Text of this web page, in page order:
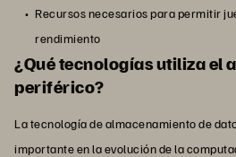
Recursos necesarios para permitir
rendimiento
¿Qué tecnologías utiliza el
periférico?
La tecnología de almacenamiento de
importante en la evolución de la